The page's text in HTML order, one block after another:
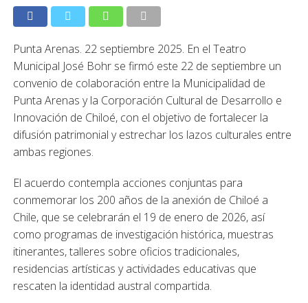
Punta Arenas. 22 septiembre 2025. En el Teatro
Municipal José Bohr se firmó este 22 de septiembre un
convenio de colaboración entre la Municipalidad de
Punta Arenas y la Corporación Cultural de Desarrollo e
Innovación de Chiloé, con el objetivo de fortalecer la
difusión patrimonial y estrechar los lazos culturales entre
ambas regiones.
El acuerdo contempla acciones conjuntas para
conmemorar los 200 años de la anexión de Chiloé a
Chile, que se celebrarán el 19 de enero de 2026, así
como programas de investigación histórica, muestras
itinerantes, talleres sobre oficios tradicionales,
residencias artísticas y actividades educativas que
rescaten la identidad austral compartida.